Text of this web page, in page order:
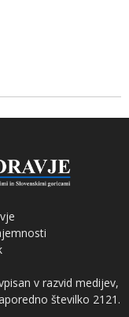
v razvid medijev,
številko 2121.